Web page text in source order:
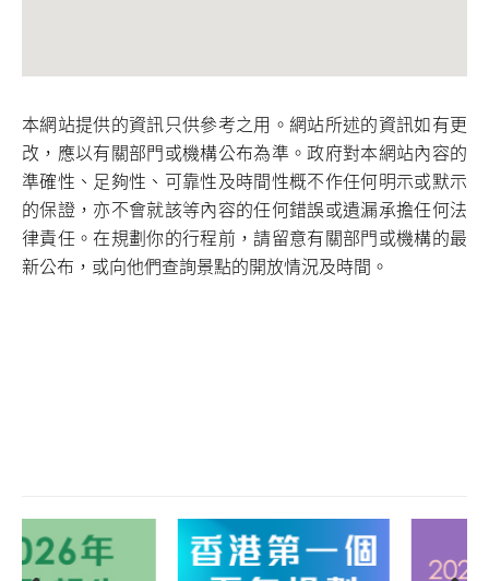
本網站提供的資訊只供參考之用。網站所述的資訊如有更
改，應以有關部門或機構公布為準。政府對本網站內容的
準確性、足夠性、可靠性及時間性概不作任何明示或默示
的保證，亦不會就該等內容的任何錯誤或遺漏承擔任何法
律責任。在規劃你的行程前，請留意有關部門或機構的最
新公布，或向他們查詢景點的開放情況及時間。